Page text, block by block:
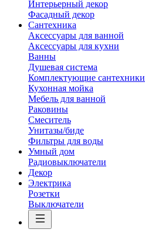
Интерьерный декор
Фасадный декор
Сантехника
Аксессуары для ванной
Аксессуары для кухни
Ванны
Душевая система
Комплектующие сантехники
Кухонная мойка
Мебель для ванной
Раковины
Смеситель
Унитазы/биде
Фильтры для воды
Умный дом
Радиовыключатели
Декор
Электрика
Розетки
Выключатели